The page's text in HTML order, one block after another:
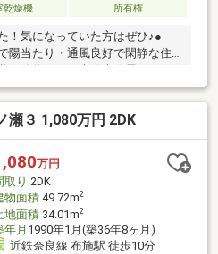
乾燥機 所有権
！気になっていた方はぜひ♪●
陽当たり・通風良好で閑静な住
も節約できる太陽光発電システ
には嬉しい駐車場付きで前道も
洋室でクローゼットがついてお
があり収納豊富♪●LDKが約15.3
キッチンからはリビングが見渡
追い炊き機能、浴室乾燥機等室
園・スーパー・総合病院が徒歩
に充実しています
瀬３ 1,080万円 2DK
万円
取り 2DK
物面積49.72m2
地面積34.01m2
年月 1990年1月(築36年8ヶ月)
近鉄奈良線 布施駅 徒歩10分